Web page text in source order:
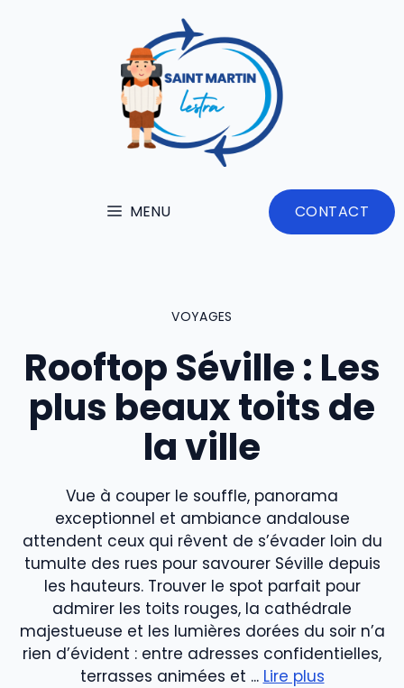
MENU CONTACT
VOYAGES
Rooftop Séville : Les
plus beaux toits de
la ville
Vue à couper le souffle, panorama
exceptionnel et ambiance andalouse
attendent ceux qui rêvent de s’évader loin du
tumulte des rues pour savourer Séville depuis
les hauteurs. Trouver le spot parfait pour
admirer les toits rouges, la cathédrale
majestueuse et les lumières dorées du soir n’a
rien d’évident : entre adresses confidentielles,
terrasses animées et ... Lire plus